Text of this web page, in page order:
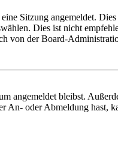
Sitzung angemeldet.
Dies ist nicht
von der Board-
angemeldet bleibst.
An- oder Abmeldung hast,